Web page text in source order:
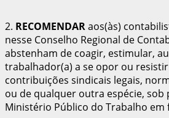
2. RECOMENDARaos(às)
nesse Conselho Regional de
abstenham de coagir, estimular,
trabalhador(a) a se opor ou
contribuições sindicais legais,
ou de qualquer outra espécie, sob
Ministério Público do Trabalho em